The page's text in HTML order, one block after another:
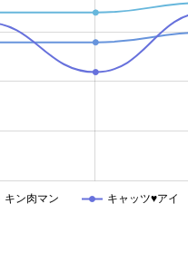
キン肉マン キャッツ♥アイ